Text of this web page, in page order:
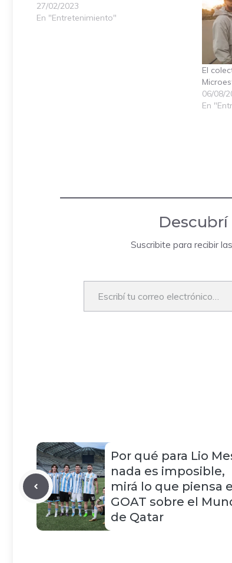
27/02/2023
En "Entretenimiento"
El
06/08/
En
Suscribite para recibir
Escribí tu correo electrónico…
Por qué para Lio
nada es imposible,
mirá lo que piensa
GOAT sobre el
de Qatar